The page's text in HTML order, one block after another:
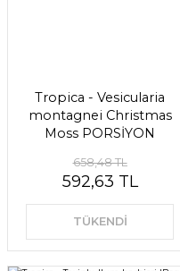
Tropica - Vesicularia
montagnei Christmas
Moss PORSİYON
658,48 TL
592,63 TL
TÜKENDİ